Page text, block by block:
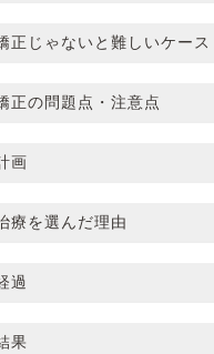
正じゃないと難しいケース
正の問題点・注意点
画
療を選んだ理由
過
果